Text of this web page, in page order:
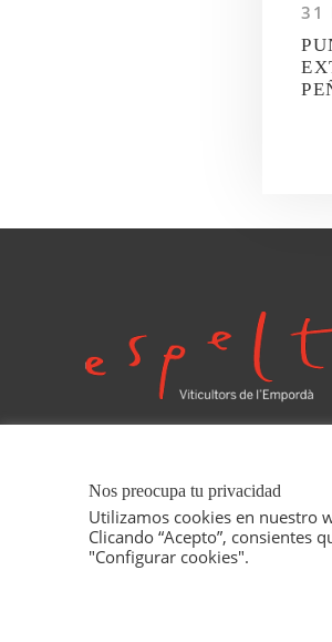
31
Nos preocupa tu privacidad
Utilizamos cookies en nuestro
Clicando “Acepto”, consientes
"Configurar cookies".